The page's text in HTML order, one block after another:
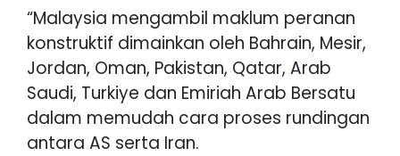
“Malaysia mengambil maklum peranan
konstruktif dimainkan oleh Bahrain, Mesir,
Jordan, Oman, Pakistan, Qatar, Arab
Saudi, Turkiye dan Emiriah Arab Bersatu
dalam memudah cara proses rundingan
antara AS serta Iran.